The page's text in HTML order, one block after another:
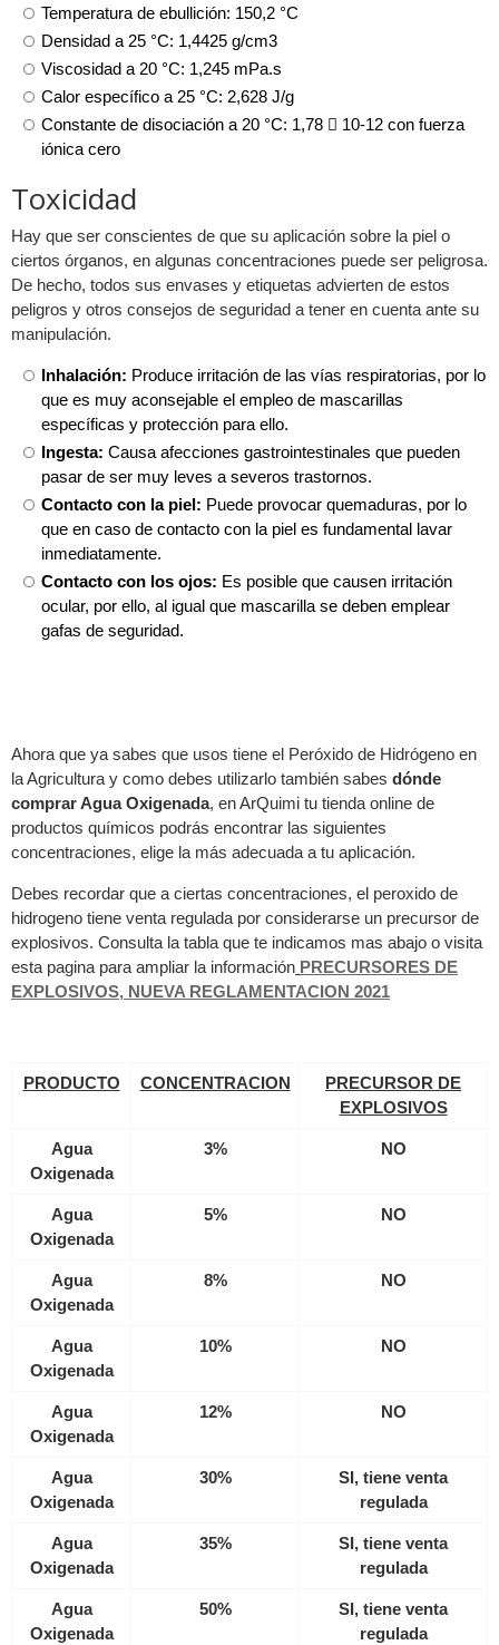
Temperatura de ebullición: 150,2 °C
Densidad a 25 °C: 1,4425 g/cm3
Viscosidad a 20 °C: 1,245 mPa.s
Calor específico a 25 °C: 2,628 J/g
Constante de disociación a 20 °C: 1,78  10-12 con fuerza
iónica cero
Toxicidad
Hay que ser conscientes de que su aplicación sobre la piel o
ciertos órganos, en algunas concentraciones puede ser peligrosa.
De hecho, todos sus envases y etiquetas advierten de estos
peligros y otros consejos de seguridad a tener en cuenta ante su
manipulación.
Inhalación: Produce irritación de las vías respiratorias, por lo
que es muy aconsejable el empleo de mascarillas
específicas y protección para ello.
Ingesta: Causa afecciones gastrointestinales que pueden
pasar de ser muy leves a severos trastornos.
Contacto con la piel: Puede provocar quemaduras, por lo
que en caso de contacto con la piel es fundamental lavar
inmediatamente.
Contacto con los ojos: Es posible que causen irritación
ocular, por ello, al igual que mascarilla se deben emplear
gafas de seguridad.
Ahora que ya sabes que usos tiene el Peróxido de Hidrógeno en
la Agricultura y como debes utilizarlo también sabes dónde
comprar Agua Oxigenada, en ArQuimi tu tienda online de
productos químicos podrás encontrar las siguientes
concentraciones, elige la más adecuada a tu aplicación.
Debes recordar que a ciertas concentraciones, el peroxido de
hidrogeno tiene venta regulada por considerarse un precursor de
explosivos. Consulta la tabla que te indicamos mas abajo o visita
esta pagina para ampliar la información PRECURSORES DE
EXPLOSIVOS, NUEVA REGLAMENTACION 2021
PRODUCTO CONCENTRACION
PRECURSOR DE
EXPLOSIVOS
Agua
Oxigenada
3% NO
Agua
Oxigenada
5% NO
Agua
Oxigenada
8% NO
Agua
Oxigenada
10% NO
Agua
Oxigenada
12% NO
Agua
Oxigenada
30%
SI, tiene venta
regulada
Agua
Oxigenada
35%
SI, tiene venta
regulada
Agua
Oxigenada
50%
SI, tiene venta
regulada